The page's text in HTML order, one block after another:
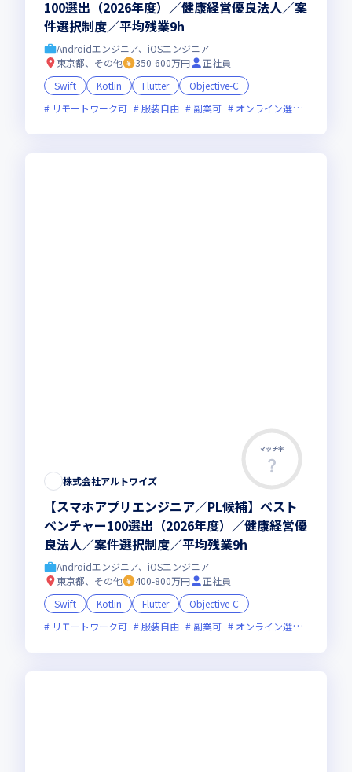
100選出（2026年度）／健康経営優良法人／案
件選択制度／平均残業9h
Androidエンジニア、iOSエンジニア
東京都、その他
350-600万円
正社員
Swift
Kotlin Flutter
Objective-C
リモートワーク可
服装自由 副業可 オンライン選考可
マッチ率
株式会社アルトワイズ
【スマホアプリエンジニア／PL候補】ベスト
ベンチャー100選出（2026年度）／健康経営優
良法人／案件選択制度／平均残業9h
Androidエンジニア、iOSエンジニア
東京都、その他
400-800万円
正社員
Swift
Kotlin Flutter
Objective-C
リモートワーク可
服装自由 副業可 オンライン選考可